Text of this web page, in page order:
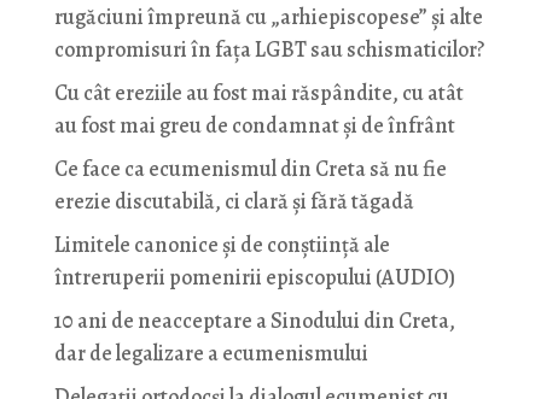
rugăciuni împreună cu „arhiepiscopese” și alte
compromisuri în fața LGBT sau schismaticilor?
Cu cât ereziile au fost mai răspândite, cu atât
au fost mai greu de condamnat și de înfrânt
Ce face ca ecumenismul din Creta să nu fie
erezie discutabilă, ci clară și fără tăgadă
Limitele canonice și de conștiință ale
întreruperii pomenirii episcopului (AUDIO)
10 ani de neacceptare a Sinodului din Creta,
dar de legalizare a ecumenismului